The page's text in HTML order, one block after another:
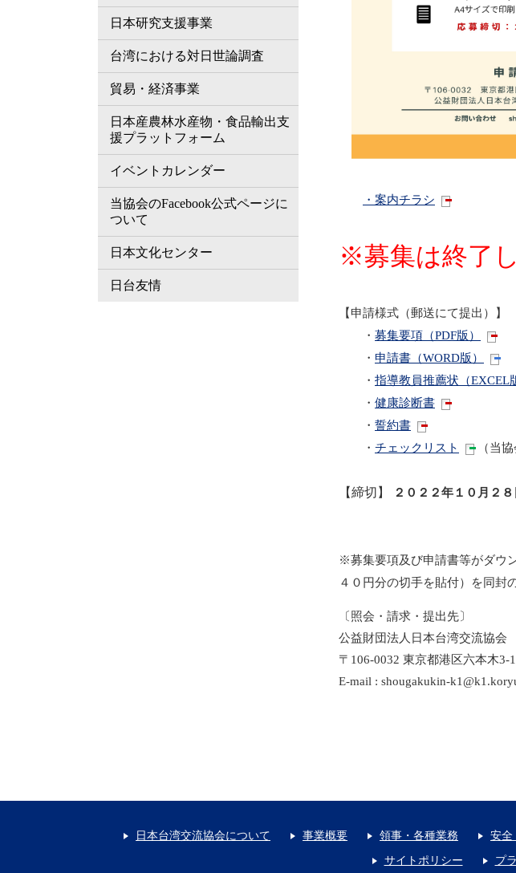
・案内チラシ
※募集は終了
【申請様式（郵送にて提出）】
・ 募集要項（PDF版）
・ 申請書（WORD版）
・ 指導教員推薦状（EXCEL
・ 健康診断書
・ 誓約書
・ チェックリスト （当
【締切】 ２０２２年１０月２
※募集要項及び申請書等がダウ
４０円分の切手を貼付）を同封
〔照会・請求・提出先〕
公益財団法人日本台湾交流協会
〒106-0032 東京都港区六本木
E-mail : shougakukin-
日本研究支援事業
台湾における対日世論調査
貿易・経済事業
日本産農林水産物・食品輸出支
援プラットフォーム
イベントカレンダー
当協会のFacebook公式ページに
ついて
日本文化センター
日台友情
日本台湾交流協会について 事業概要 領事・各種業務 安全
サイトポリシー プ